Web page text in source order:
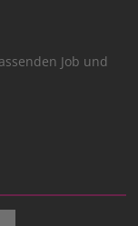
Job und